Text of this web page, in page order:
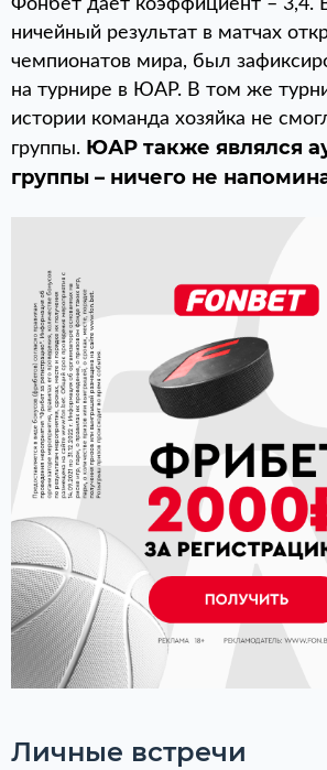
Фонбет дает коэффициент – 3,4.
ничейный результат в матчах
чемпионатов мира, был
на турнире в ЮАР. В том же
истории команда хозяйка не
группы. ЮАР также являлся
группы – ничего не
Личные встречи